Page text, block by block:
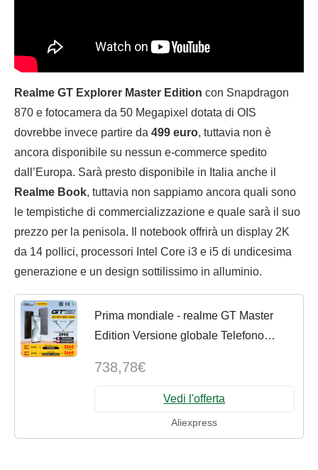
Realme GT Explorer Master Edition con Snapdragon
870 e fotocamera da 50 Megapixel dotata di OIS
dovrebbe invece partire da 499 euro, tuttavia non è
ancora disponibile su nessun e-commerce spedito
dall’Europa. Sarà presto disponibile in Italia anche il
Realme Book, tuttavia non sappiamo ancora quali sono
le tempistiche di commercializzazione e quale sarà il suo
prezzo per la penisola. Il notebook offrirà un display 2K
da 14 pollici, processori Intel Core i3 e i5 di undicesima
generazione e un design sottilissimo in alluminio.
Prima mondiale - realme GT Master
Edition Versione globale Telefono
128GB/256GB Display SuperAMOLED
6.43" 120Hz 4300mAh 65W NFC
738,78€
Vedi l'offerta
Aliexpress